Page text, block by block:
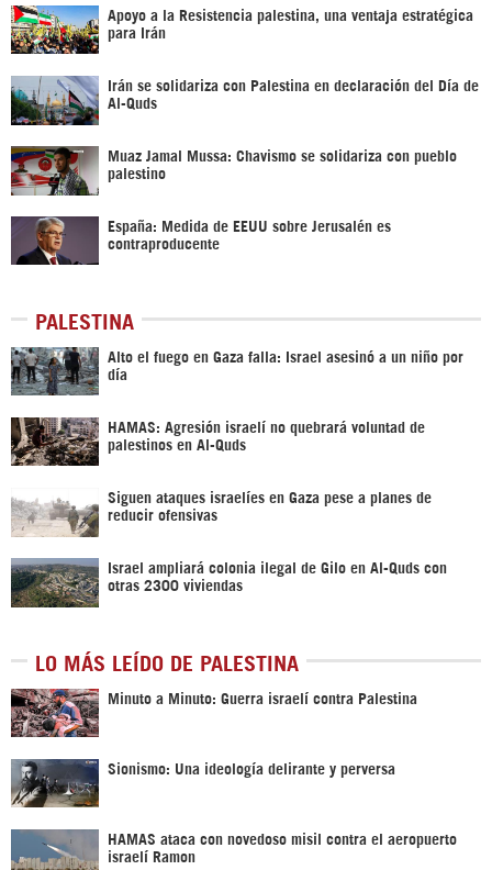
Apoyo a la Resistencia palestina, una ventaja estratégica
para Irán
Irán se solidariza con Palestina en declaración del Día de
Al-Quds
Muaz Jamal Mussa: Chavismo se solidariza con pueblo
palestino
España: Medida de EEUU sobre Jerusalén es
contraproducente
PALESTINA
Alto el fuego en Gaza falla: Israel asesinó a un niño por
día
HAMAS: Agresión israelí no quebrará voluntad de
palestinos en Al-Quds
Siguen ataques israelíes en Gaza pese a planes de
reducir ofensivas
Israel ampliará colonia ilegal de Gilo en Al-Quds con
otras 2300 viviendas
LO MÁS LEÍDO DE PALESTINA
Minuto a Minuto: Guerra israelí contra Palestina
Sionismo: Una ideología delirante y perversa
HAMAS ataca con novedoso misil contra el aeropuerto
israelí Ramon